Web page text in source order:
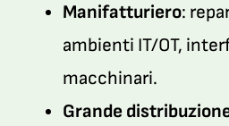
Manifatturiero:
ambienti IT/OT,
macchinari.
Grande